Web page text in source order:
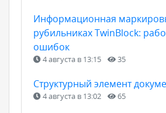
Информационная
рубильниках TwinBlock:
ошибок
4 августа в 13:15 35
Структурный элемент
4 августа в 13:02 65